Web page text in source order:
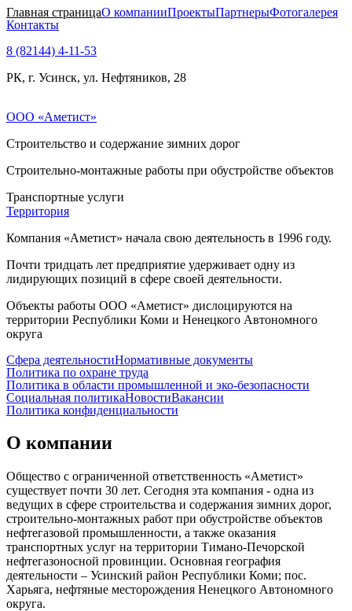
Главная страницаО компанииПроектыПартнерыФотогалерея
Контакты
8 (82144) 4-11-53
РК, г. Усинск, ул. Нефтяников, 28
ООО «Аметист»
Строительство и содержание зимних дорог
Строительно-монтажные работы при обустройстве объектов
Транспортные услуги
Территория
Компания «Аметист» начала свою деятельность в 1996 году.
Почти тридцать лет предприятие удерживает одну из
лидирующих позиций в сфере своей деятельности.
Объекты работы ООО «Аметист» дислоцируются на
территории Республики Коми и Ненецкого Автономного
округа
Сфера деятельностиНормативные документы
Политика по охране труда
Политика в области промышленной и эко-безопасности
Социальная политикаНовостиВакансии
Политика конфиденциальности
О компании
Общество с ограниченной ответственность «Аметист»
существует почти 30 лет. Сегодня эта компания - одна из
ведущих в сфере строительства и содержания зимних дорог,
строительно-монтажных работ при обустройстве объектов
нефтегазовой промышленности, а также оказания
транспортных услуг на территории Тимано-Печорской
нефтегазоносной провинции. Основная география
деятельности – Усинский район Республики Коми; пос.
Харьяга, нефтяные месторождения Ненецкого Автономного
округа.